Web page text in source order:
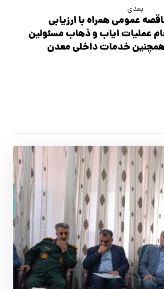
بعدی
عمومی همراه با ارزیابی
عملیات اياب و ذهاب مسئولين
خدمات داخلي معدن